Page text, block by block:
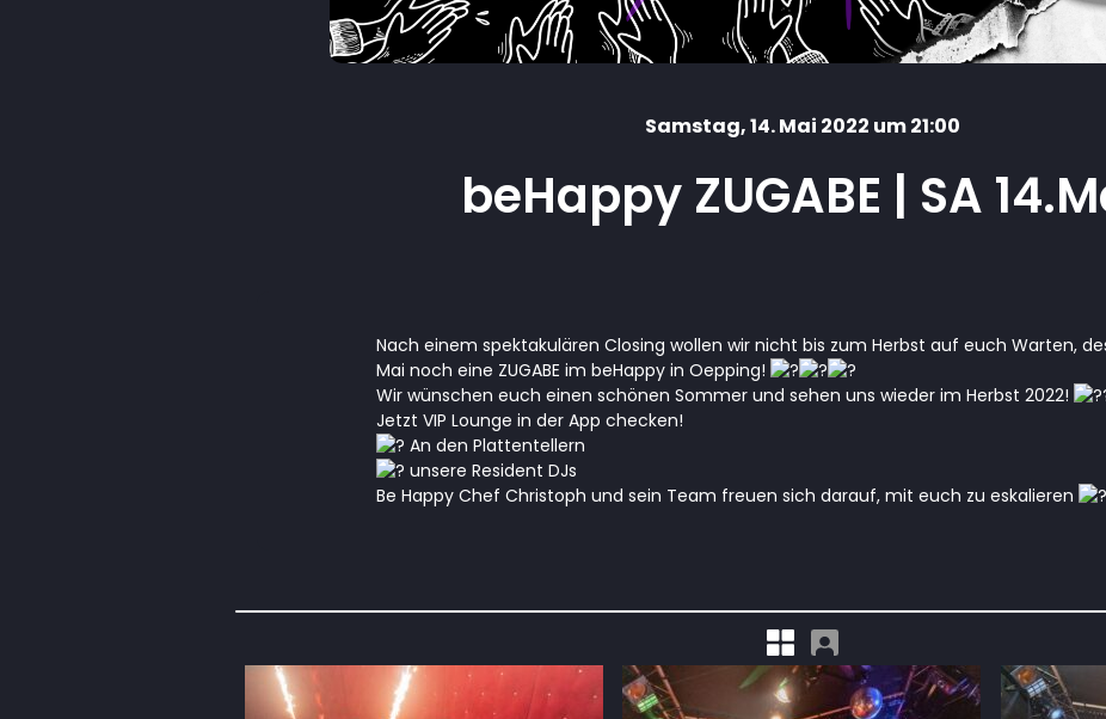
Samstag, 14. Mai 2022 um 21:00
beHappy ZUGABE | SA
Nach einem spektakulären Closing wollen wir nicht bis zum Herbst auf euch Warten,
Mai noch eine ZUGABE im beHappy in Oepping!
Wir wünschen euch einen schönen Sommer und sehen uns wieder im Herbst 2022!
Jetzt VIP Lounge in der App checken!
An den Plattentellern
unsere Resident DJs
Be Happy Chef Christoph und sein Team freuen sich darauf, mit euch zu eskalieren